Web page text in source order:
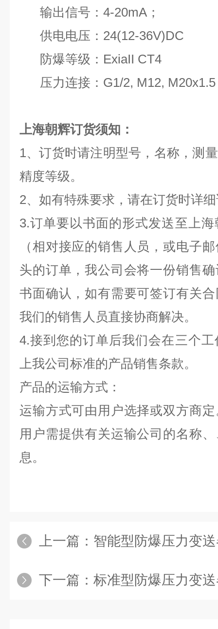
输出信号：4-20mA；
供电电压：24(12-36V)DC
防爆等级：ExiaII CT4
压力连接：G1/2, M12, M20x1.5
上海朝辉订货须知：
1、订货时请注明型号，名称，测
精度等级。
2、如有特殊要求，请在订货时详
3.订单要以书面的形式发送至上
（相对接应的销售人员，或电子
头的订单，我公司会将一份销售
书面确认，如有需要可签订有关
我们的销售人员直接协商解决。
4.接到您的订单后我们会在三个
上我公司标准的产品销售条款。
产品的运输方式：
运输方式可由用户选择或双方商
用户需提供有关运输公司的名称
息。
上一篇： 智能型防爆压力变
下一篇： 标准型防爆压力变